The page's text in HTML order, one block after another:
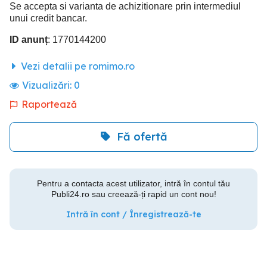
Se accepta si varianta de achizitionare prin intermediul
unui credit bancar.
ID anunț: 1770144200
Vezi detalii pe romimo.ro
Vizualizări: 0
Raportează
Fă ofertă
Pentru a contacta acest utilizator, intră în contul tău
Publi24.ro sau creează-ți rapid un cont nou!
Intră în cont / Înregistrează-te